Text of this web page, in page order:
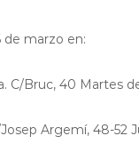
de marzo en:
C/Bruc, 40 Martes
Argemí, 48-52